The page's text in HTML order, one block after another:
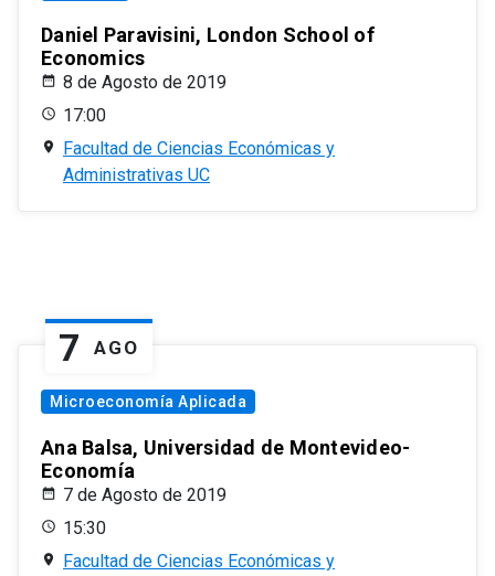
Daniel Paravisini, London School of
Economics
8 de Agosto de 2019
17:00
Facultad de Ciencias Económicas y
Administrativas UC
7 AGO
Microeconomía Aplicada
Ana Balsa, Universidad de Montevideo-
Economía
7 de Agosto de 2019
15:30
Facultad de Ciencias Económicas y